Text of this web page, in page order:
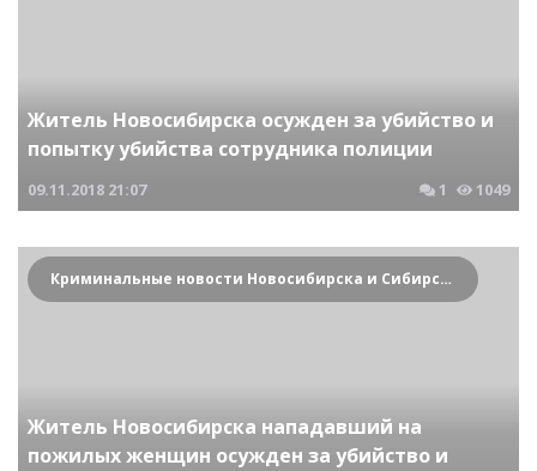
Житель Новосибирска осужден за убийство и
попытку убийства сотрудника полиции
09.11.2018 21:07 1 1049
Криминальные новости Новосибирска и Сибирского региона
Житель Новосибирска нападавший на
пожилых женщин осужден за убийство и